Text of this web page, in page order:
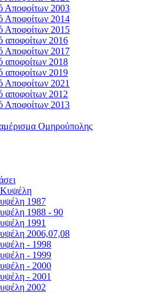
Αποφοίτων 2003
Αποφοίτων 2014
Αποφοίτων 2015
αποφοίτων 2016
Αποφοίτων 2017
αποφοίτων 2018
αποφοίτων 2019
Αποφοίτων 2021
αποφοίτων 2012
Αποφοίτων 2013
Ομηρούπολης
1987
1988 - 90
1991
2006,07,08
- 1998
- 1999
- 2000
- 2001
2002